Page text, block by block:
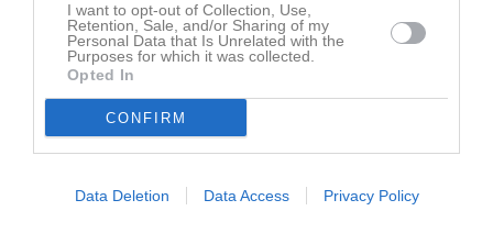
I want to opt-out of Collection, Use,
Retention, Sale, and/or Sharing of my
Personal Data that Is Unrelated with the
Purposes for which it was collected.
Opted In
CONFIRM
Data Deletion Data Access Privacy Policy
10 aug, 17:00
Träning 13 aug, 18:30
Knivsta IK P2013 (borta)